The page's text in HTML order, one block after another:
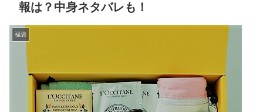
報は？中身ネタバレも！
福袋